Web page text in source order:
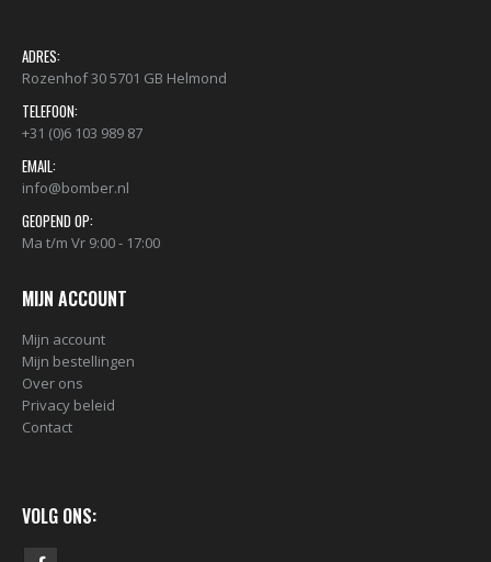
ADRES:
Rozenhof 30 5701 GB Helmond
TELEFOON:
+31 (0)6 103 989 87
EMAIL:
info@bomber.nl
GEOPEND OP:
Ma t/m Vr 9:00 - 17:00
MIJN ACCOUNT
Mijn account
Mijn bestellingen
Over ons
Privacy beleid
Contact
VOLG ONS: